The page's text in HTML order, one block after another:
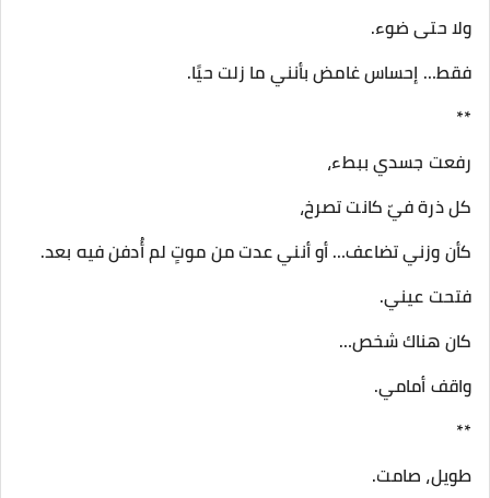
ولا حتى ضوء.
فقط… إحساس غامض بأنني ما زلت حيًا.
**
رفعت جسدي ببطء،
كل ذرة فيّ كانت تصرخ،
كأن وزني تضاعف… أو أنني عدت من موتٍ لم أُدفن فيه بعد.
فتحت عيني.
كان هناك شخص…
واقف أمامي.
**
طويل، صامت.